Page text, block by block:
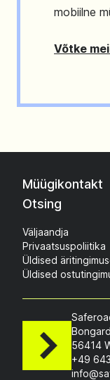
mobiilne
Võtke
Müügikontakt
Otsing
Väljaandja
Privaatsuspoliitika
Üldised
Üldised
56414
+49